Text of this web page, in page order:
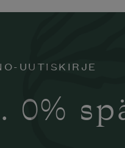
UUTISKIRJE
0%